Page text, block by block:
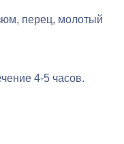
перец, молотый
4-5 часов.